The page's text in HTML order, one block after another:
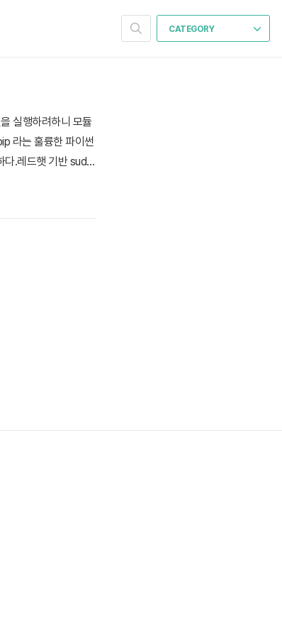
CATEGORY
실행하려하니 모듈
라는 훌륭한 파이썬
다.레드햇 기반 sudo
상의 공용 라이브